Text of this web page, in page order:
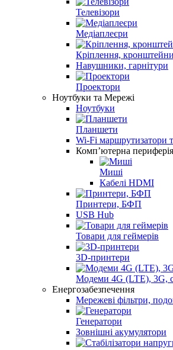
Телевізори
Медіаплеєри
Крiплення,
Навушники, гарнітури
Проектори
Ноутбуки та Мережі
Ноутбуки
Планшети
Wi-Fi маршрутизатори
Комп’ютерна периферiя
Мишi
Кабелі HDMI
Принтери, БФП
USB Hub
Товари для геймерів
3D-принтери
Модеми 4G (LTE), 3G,
Енергозабезпечення
Мережеві фільтри,
Генератори
Зовнішні акумулятори